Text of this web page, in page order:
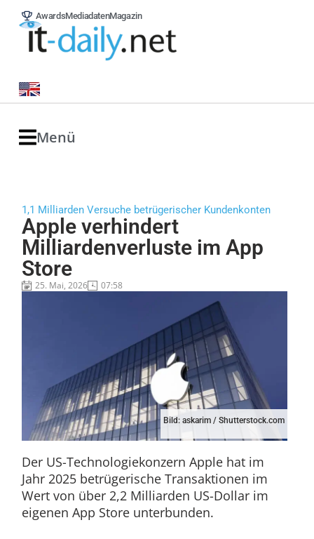
AwardsMediadatenMagazin
Menü
1,1 Milliarden Versuche betrügerischer Kundenkonten
Apple verhindert
Milliardenverluste im App
Store
25. Mai, 2026 07:58
Bild: askarim / Shutterstock.com
Der US-Technologiekonzern Apple hat im
Jahr 2025 betrügerische Transaktionen im
Wert von über 2,2 Milliarden US-Dollar im
eigenen App Store unterbunden.